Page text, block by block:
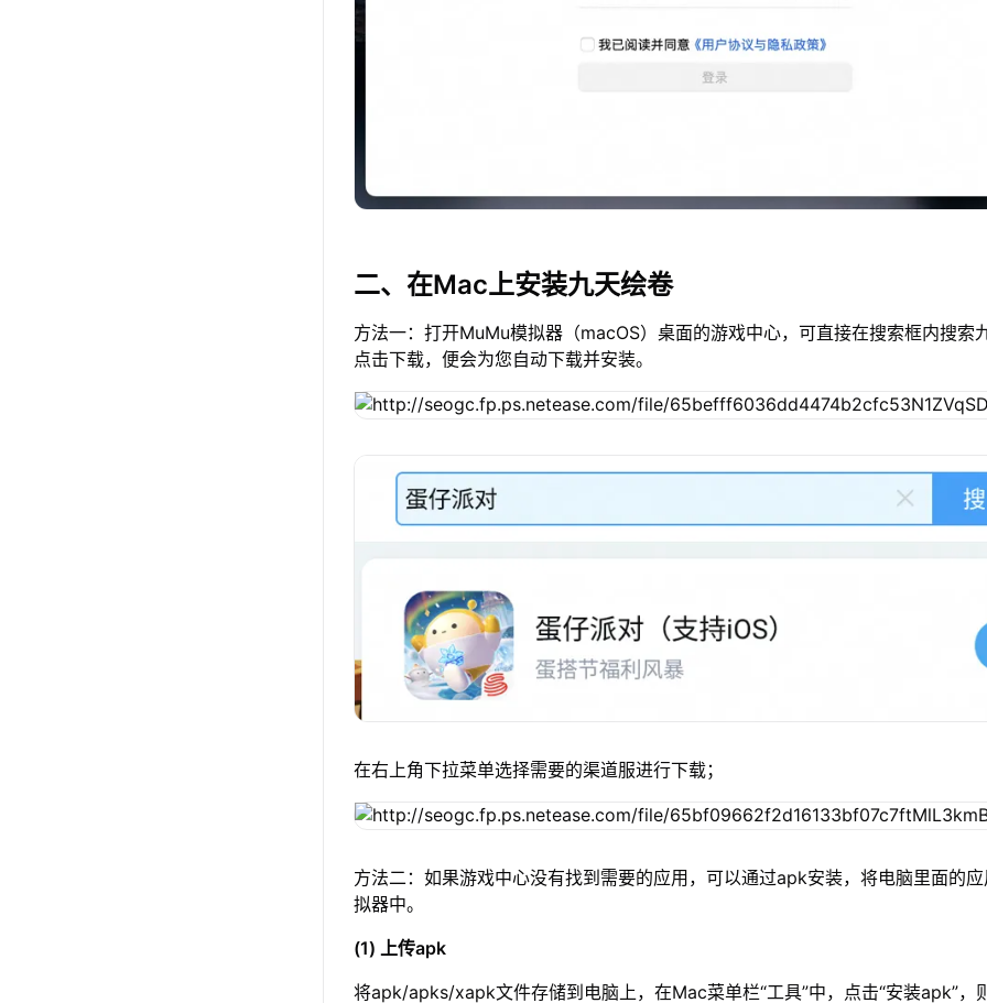
二、在Mac上安装九天绘卷
方法一：打开MuMu模拟器（macOS）桌面的游戏中心，可直接在搜索框内搜索
点击下载，便会为您自动下载并安装。
在右上角下拉菜单选择需要的渠道服进行下载；
方法二：如果游戏中心没有找到需要的应用，可以通过apk安装，将电脑里面的
拟器中。
(1) 上传apk
将apk/apks/xapk文件存储到电脑上，在Mac菜单栏“工具”中，点击“安装apk”，